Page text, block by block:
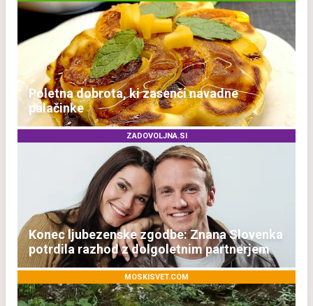
Poletna dobrota, ki zasenči navadne
palačinke
ZADOVOLJNA.SI
Konec ljubezenske zgodbe: Znana Slovenka
potrdila razhod z dolgoletnim partnerjem
MOSKISVET.COM